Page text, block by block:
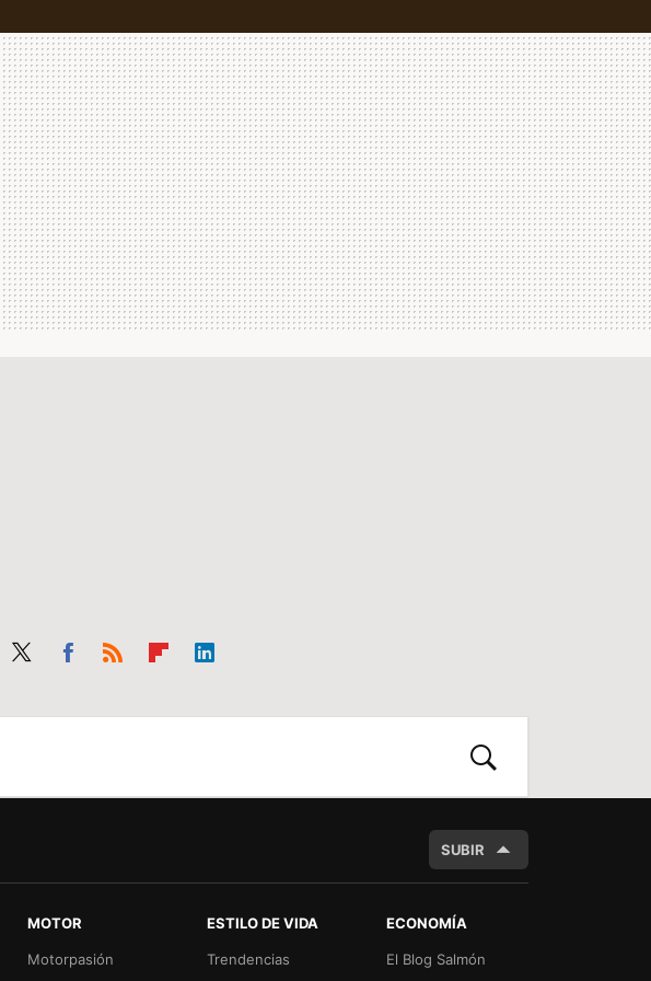
ter
ebo
boa edIn
BUSCAR
SUBIR
MOTOR
Motorpasión
ESTILO DE VIDA
Trendencias
ECONOMÍA
El Blog Salmón